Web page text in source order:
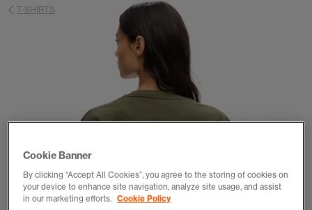
T-SHIRTS
Cookie Banner
By clicking “Accept All Cookies”, you agree to the storing of cookies on
your device to enhance site navigation, analyze site usage, and assist
in our marketing efforts. Cookie Policy